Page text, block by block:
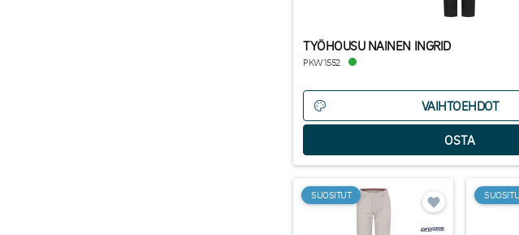
TYÖHOUSU NAINEN INGRID
PKW1552
VAIHTOEHDOT
SUOSITUT